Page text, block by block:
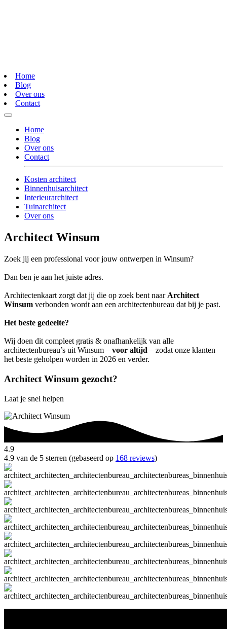
Home
Blog
Over ons
Contact
Home
Blog
Over ons
Contact
Kosten architect
Binnenhuisarchitect
Interieurarchitect
Tuinarchitect
Over ons
Architect Winsum
Zoek jij een professional voor jouw ontwerpen in Winsum?
Dan ben je aan het juiste adres.
Architectenkaart zorgt dat jij die op zoek bent naar Architect
Winsum verbonden wordt aan een architectenbureau dat bij je past.
Het beste gedeelte?
Wij doen dit compleet gratis & onafhankelijk van alle
architectenbureau’s uit Winsum – voor altijd – zodat onze klanten
het beste geholpen worden in 2026 en verder.
Architect Winsum gezocht?
Laat je snel helpen
4.9
4.9 van de 5 sterren (gebaseerd op 168 reviews)